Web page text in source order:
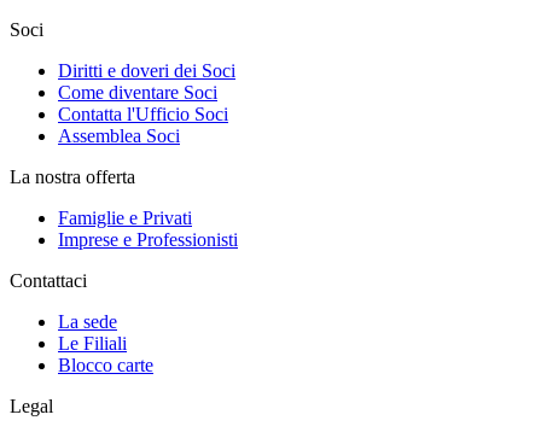
Soci
Diritti e doveri dei Soci
Come diventare Soci
Contatta l'Ufficio Soci
Assemblea Soci
La nostra offerta
Famiglie e Privati
Imprese e Professionisti
Contattaci
La sede
Le Filiali
Blocco carte
Legal